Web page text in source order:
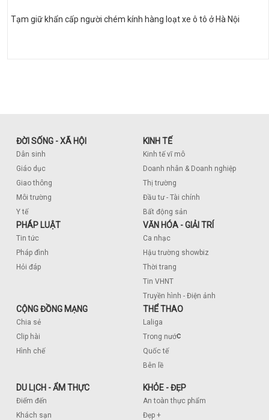
Tạm giữ khẩn cấp người chém kính hàng loạt xe ô tô ở Hà Nội
ĐỜI SỐNG - XÃ HỘI
Dân sinh
Giáo dục
Giao thông
Môi trường
Y tế
KINH TẾ
Kinh tế vĩ mô
Doanh nhân & Doanh nghiệp
Thị trường
Đầu tư - Tài chính
Bất động sản
PHÁP LUẬT
Tin tức
Pháp đình
Hỏi đáp
VĂN HÓA - GIẢI TRÍ
Ca nhạc
Hậu trường showbiz
Thời trang
Tin VHNT
Truyền hình - Điện ảnh
CỘNG ĐỒNG MẠNG
Chia sẻ
Clip hài
Hình chế
THỂ THAO
Laliga
Trong nước
Quốc tế
Bên lề
DU LỊCH - ẨM THỰC
Điểm đến
Khách sạn
KHỎE - ĐẸP
An toàn thực phẩm
Đẹp +